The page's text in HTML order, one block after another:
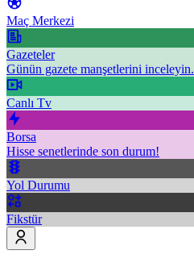
Maç Merkezi
Gazeteler
Günün gazete manşetlerini inceleyin.
Canlı Tv
Borsa
Hisse senetlerinde son durum!
Yol Durumu
Fikstür